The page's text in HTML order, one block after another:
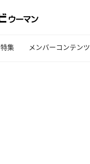
特集 メンバーコンテンツ